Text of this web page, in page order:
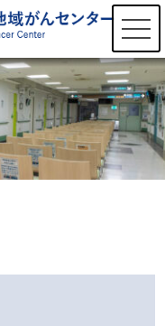
t
o
g
g
l
e
n
a
v
a